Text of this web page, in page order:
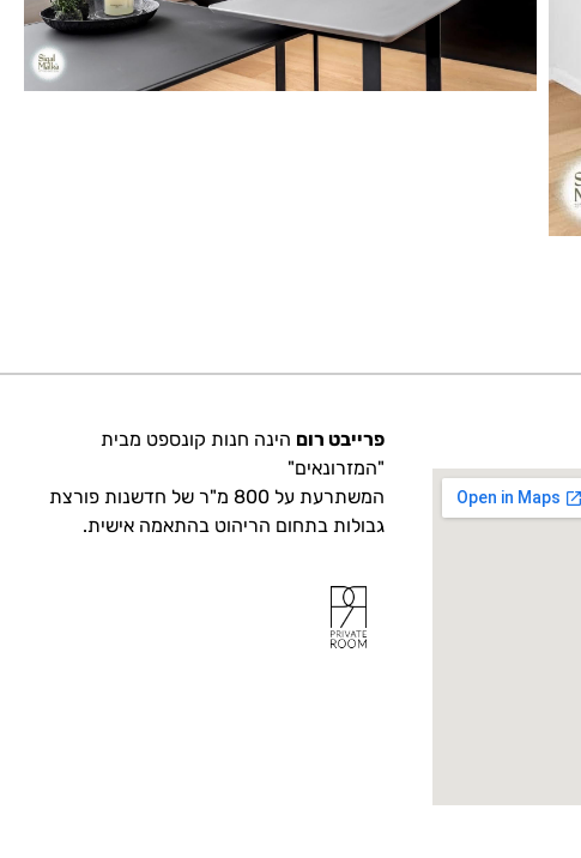
פרייבט רום הינה חנות קונספט מבית
"המזרונאים"
המשתרעת על 800 מ"ר של חדשנות פורצת
גבולות בתחום הריהוט בהתאמה אישית.